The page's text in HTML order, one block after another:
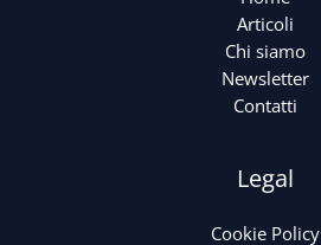
Articoli
Chi siamo
Newsletter
Contatti
Legal
Cookie Policy